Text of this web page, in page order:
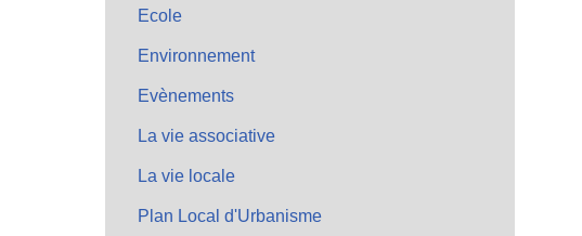
Ecole
Environnement
Evènements
La vie associative
La vie locale
Plan Local d'Urbanisme